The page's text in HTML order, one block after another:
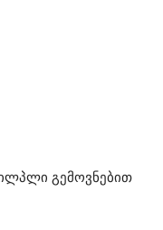
გემოვნებით